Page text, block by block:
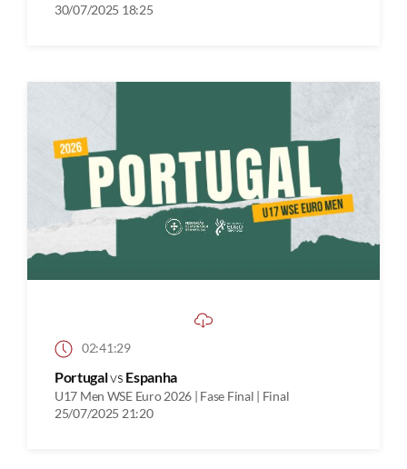
30/07/2025 18:25
02:41:29
Portugalvs Espanha
U17 Men WSE Euro 2026 | Fase Final | Final
25/07/2025 21:20